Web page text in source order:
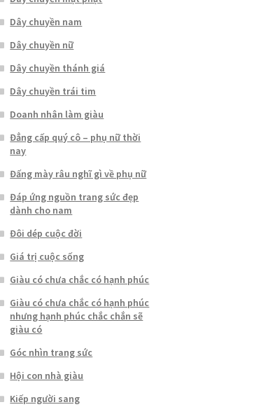
Dây chuyền nam
Dây chuyền nữ
Dây chuyền thánh giá
Dây chuyền trái tim
Doanh nhân làm giàu
Đẳng cấp quý cô – phụ nữ thời
nay
Đấng mày râu nghĩ gì về phụ nữ
Đáp ứng nguồn trang sức đẹp
dành cho nam
Đôi dép cuộc đời
Giá trị cuộc sống
Giàu có chưa chắc có hạnh phúc
Giàu có chưa chắc có hạnh phúc
nhưng hạnh phúc chắc chắn sẽ
giàu có
Góc nhìn trang sức
Hội con nhà giàu
Kiếp người sang